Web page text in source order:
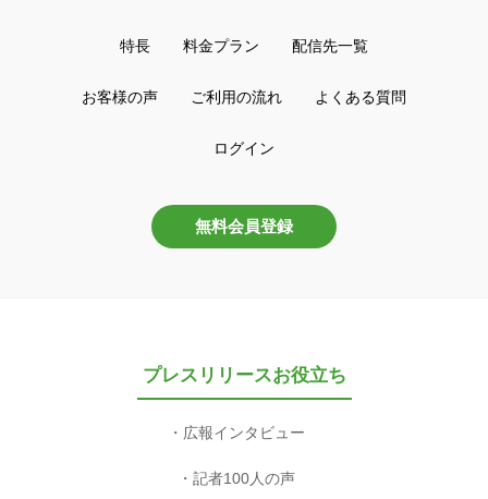
特長 料金プラン 配信先一覧
お客様の声 ご利用の流れ よくある質問
ログイン
無料会員登録
プレスリリースお役立ち
広報インタビュー
記者100人の声